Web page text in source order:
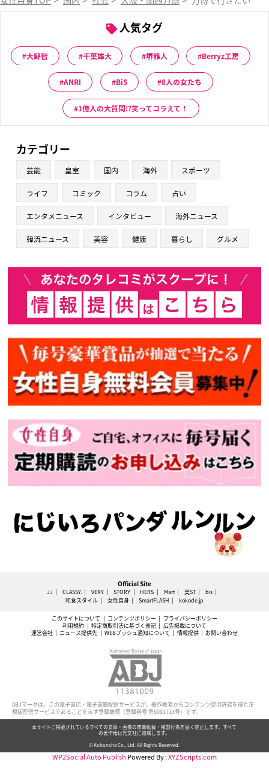
人気タグ
大野智 千葉雄大 堺雅人 Berryz工房
ANRI BiS 8人の女たち
1億人の大質問!?笑ってコラえて！
カテゴリー
芸能 皇室 国内 海外 スポーツ
ライフ コミック コラム 占い
エンタメニュース インタビュー 海外ニュース
韓流ニュース 美容 健康 暮らし グルメ
Official Site
JJ CLASSY. VERY STORY HERS Mart 美ST
bis
和食スタイル
女性自身 SmartFLASH kokode.jp
このサイトについて コンテンツポリシー
プライバシーポリシー
利用規約
特定商取引法に基づく表記
広告掲載について
運営会社
ニュース提供先 WEBプッシュ通知について 情報提供 お問い合わせ
ABJマークは、この電子書店・電子書籍配信サービスが、著作権者からコンテンツ使用許諾を得た正
規版配信サービスであることを示す登録商標（登録番号 第6091713号）です。
本サイトに掲載されているすべての文章・画像の無断転載・複製行為を固く禁止します。すべて
の著作権は光文社に帰属します。
© Kobunsha Co., Ltd. All Rights Reserved.
WP2Social Auto Publish Powered By :XYZScripts.com